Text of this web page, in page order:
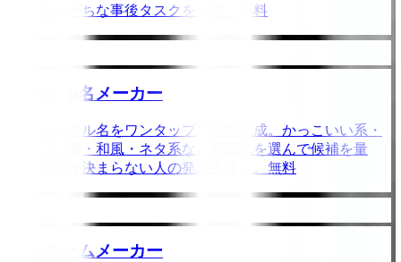
で、忘れがちな事後タスクを整理。無料
サークル名メーカー
同人サークル名をワンタップで自動生成。かっこいい系・
かわいい系・和風・ネタ系など雰囲気を選んで候補を量
産。名前が決まらない人の発想支援に。無料
ペンネームメーカー